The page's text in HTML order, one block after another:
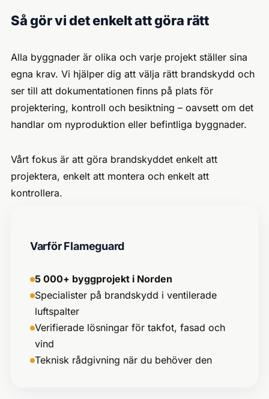
Så gör vi det enkelt att göra rätt
Alla byggnader är olika och varje projekt ställer sina
egna krav. Vi hjälper dig att välja rätt brandskydd och
ser till att dokumentationen finns på plats för
projektering, kontroll och besiktning – oavsett om det
handlar om nyproduktion eller befintliga byggnader.
Vårt fokus är att göra brandskyddet enkelt att
projektera, enkelt att montera och enkelt att
kontrollera.
Varför Flameguard
5 000+ byggprojekt i Norden
Specialister på brandskydd i ventilerade
luftspalter
Verifierade lösningar för takfot, fasad och
vind
Teknisk rådgivning när du behöver den